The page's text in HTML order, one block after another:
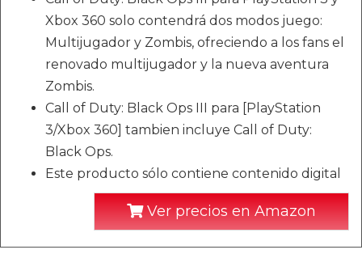
Xbox 360 solo contendrá dos modos juego:
Multijugador y Zombis, ofreciendo a los fans el
renovado multijugador y la nueva aventura
Zombis.
Call of Duty: Black Ops III para [PlayStation
3/Xbox 360] tambien incluye Call of Duty:
Black Ops.
Este producto sólo contiene contenido digital
Ver precios en Amazon